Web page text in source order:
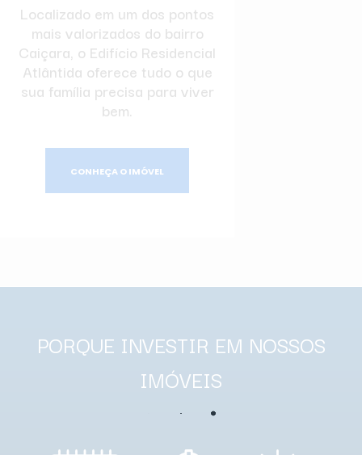
Localizado em um dos pontos
mais valorizados do bairro
Caiçara, o Edifício Residencial
Atlântida oferece tudo o que
sua família precisa para viver
bem.
CONHEÇA O IMÓVEL
PORQUE INVESTIR EM NOSSOS
IMÓVEIS